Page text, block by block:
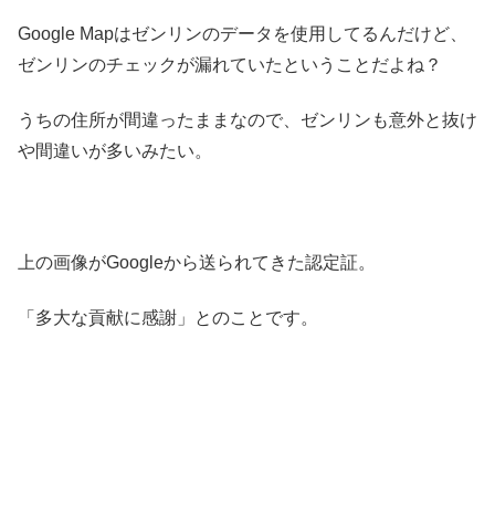
Google Mapはゼンリンのデータを使用してるんだけど、
ゼンリンのチェックが漏れていたということだよね？
うちの住所が間違ったままなので、ゼンリンも意外と抜け
や間違いが多いみたい。
上の画像がGoogleから送られてきた認定証。
「多大な貢献に感謝」とのことです。